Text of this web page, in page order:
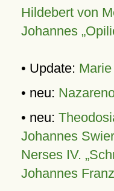
Hildebert von
Johannes
• Update:
• neu:
• neu:
Johannes
Nerses IV.
Johannes